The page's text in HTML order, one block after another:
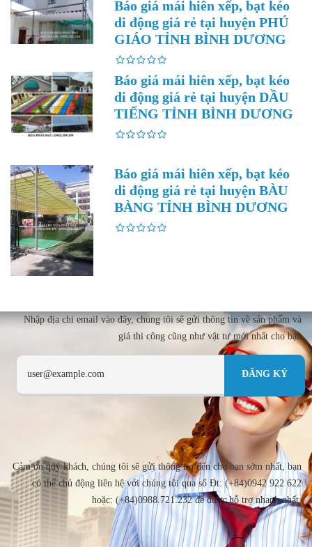
Báo giá mái hiên xếp, bạt kéo
di động giá rẻ tại huyện PHÚ
GIÁO TỈNH BÌNH DƯƠNG
Báo giá mái hiên xếp, bạt kéo
di động giá rẻ tại huyện DẦU
TIẾNG TỈNH BÌNH DƯƠNG
Báo giá mái hiên xếp, bạt kéo
di động giá rẻ tại huyện BÀU
BÀNG TỈNH BÌNH DƯƠNG
Nhập địa chi email vào đây, chúng tôi sẽ gửi thông tin về sản phẩm và
giá thi công cũng như vật tư mới nhất cho bạn
Cảm ơn quý khách, chúng tôi sẽ gửi thông tin đến cho bạn sớm nhất, bạn
có thể chủ động liên hệ với chúng tôi qua số Đt: (+84)0942 922 622
hoặc: (+84)0988.721.232 để được hỗ trợ nhanh nhất.